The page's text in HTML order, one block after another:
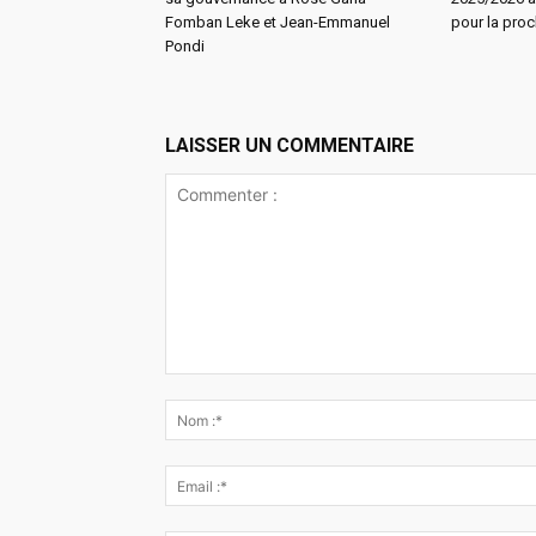
Fomban Leke et Jean-Emmanuel
Pondi
pour la
LAISSER UN COMMENTAIRE